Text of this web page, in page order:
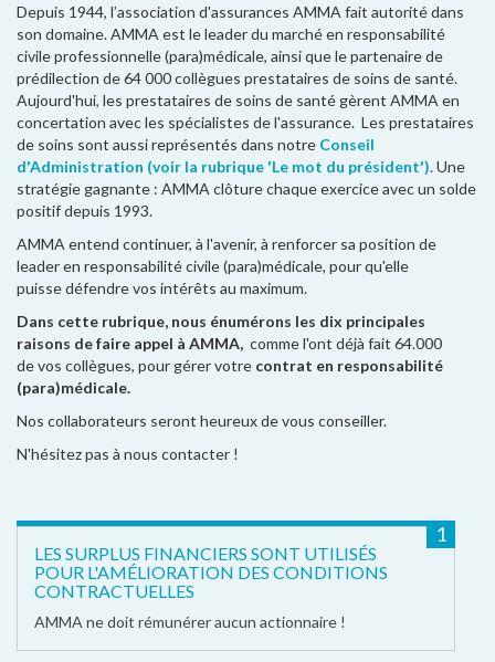
Depuis 1944, l’association d'assurances AMMA fait autorité dans
son domaine. AMMA est le leader du marché en responsabilité
civile professionnelle (para)médicale, ainsi que le partenaire de
prédilection de 64 000 collègues prestataires de soins de santé.
Aujourd'hui, les prestataires de soins de santé gèrent AMMA en
concertation avec les spécialistes de l'assurance. Les prestataires
de soins sont aussi représentés dans notre Conseil
d'Administration (voir la rubrique 'Le mot du président'). Une
stratégie gagnante : AMMA clôture chaque exercice avec un solde
positif depuis 1993.
AMMA entend continuer, à l'avenir, à renforcer sa position de
leader en responsabilité civile (para)médicale, pour qu'elle
puisse défendre vos intérêts au maximum.
Dans cette rubrique, nous énumérons les dix principales
raisons de faire appel à AMMA, comme l'ont déjà fait 64.000
de vos collègues, pour gérer votre contrat en responsabilité
(para)médicale.
Nos collaborateurs seront heureux de vous conseiller.
N'hésitez pas à nous contacter !
1
LES SURPLUS FINANCIERS SONT UTILISÉS
POUR L'AMÉLIORATION DES CONDITIONS
CONTRACTUELLES
AMMA ne doit rémunérer aucun actionnaire !